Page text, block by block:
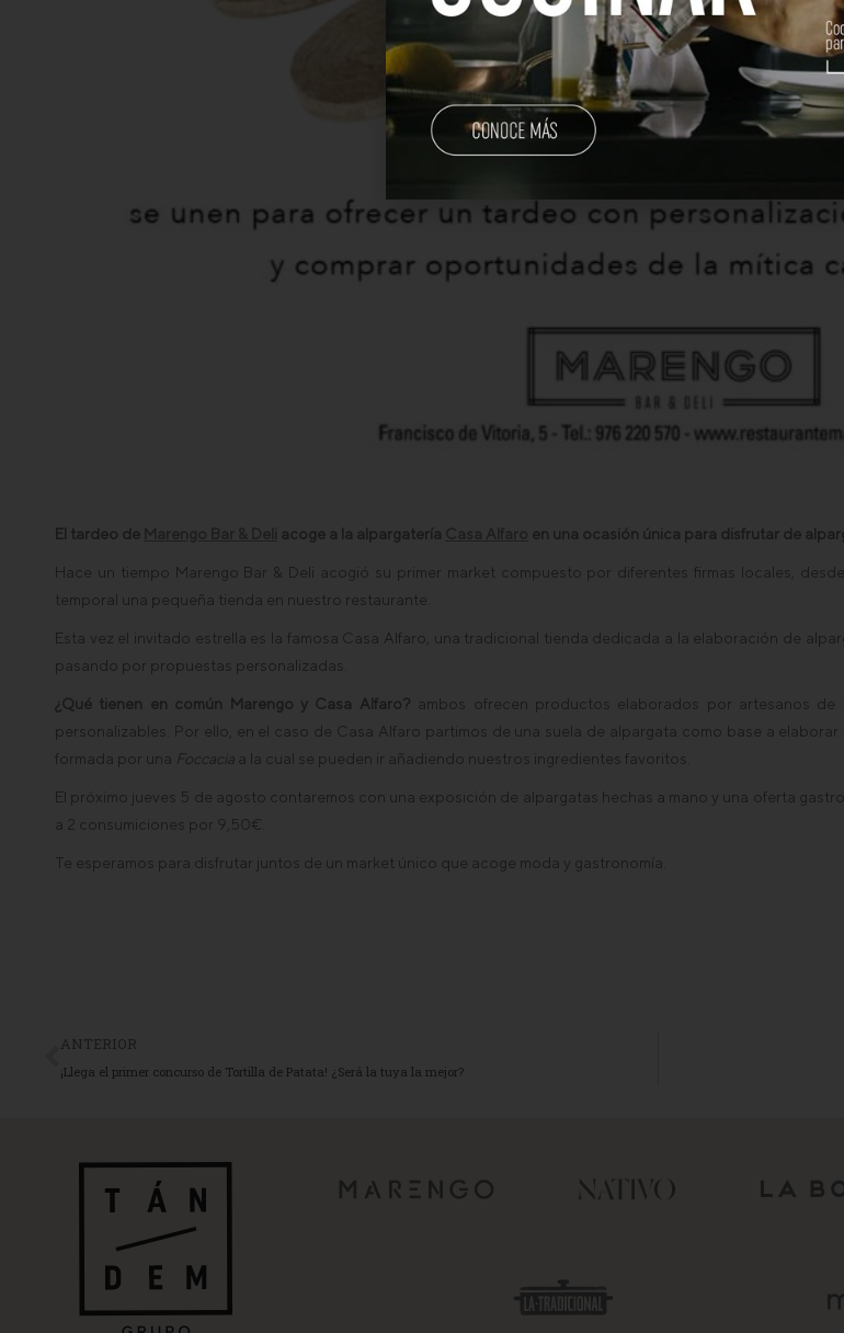
El tardeo de acoge a la alpargatería en una ocasión única para disfrutar de
Hace un tiempo Marengo Bar & Deli acogió su primer market compuesto por diferentes firmas locales,
temporal una pequeña tienda en nuestro restaurante.
Esta vez el invitado estrella es la famosa Casa Alfaro, una tradicional tienda dedicada a la elaboración de
pasando por propuestas personalizadas.
¿Qué tienen en común Marengo y Casa Alfaro? ambos ofrecen productos elaborados por artesanos
personalizables. Por ello, en el caso de Casa Alfaro partimos de una suela de alpargata como base a
formada por una Foccacia a la cual se pueden ir añadiendo nuestros ingredientes favoritos.
El próximo jueves 5 de agosto contaremos con una exposición de alpargatas hechas a mano y una oferta
a 2 consumiciones por 9,50€.
Te esperamos para disfrutar juntos de un market único que acoge moda y gastronomía.
ANTERIOR
¡Llega el primer concurso de Tortilla de Patata! ¿Será la tuya la mejor?